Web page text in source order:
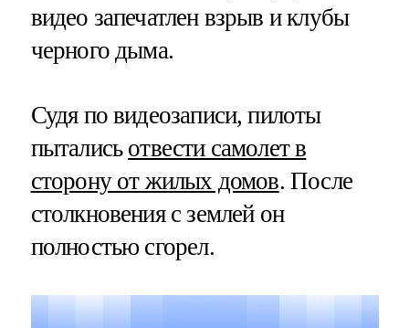
видео запечатлен взрыв и клубы
черного дыма.
Судя по видеозаписи, пилоты
пытались отвести самолет в
сторону от жилых домов. После
столкновения с землей он
полностью сгорел.